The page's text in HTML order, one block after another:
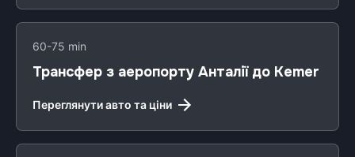
60-75 min
Трансфер з аеропорту Анталії до Kemer
Переглянути авто та ціни